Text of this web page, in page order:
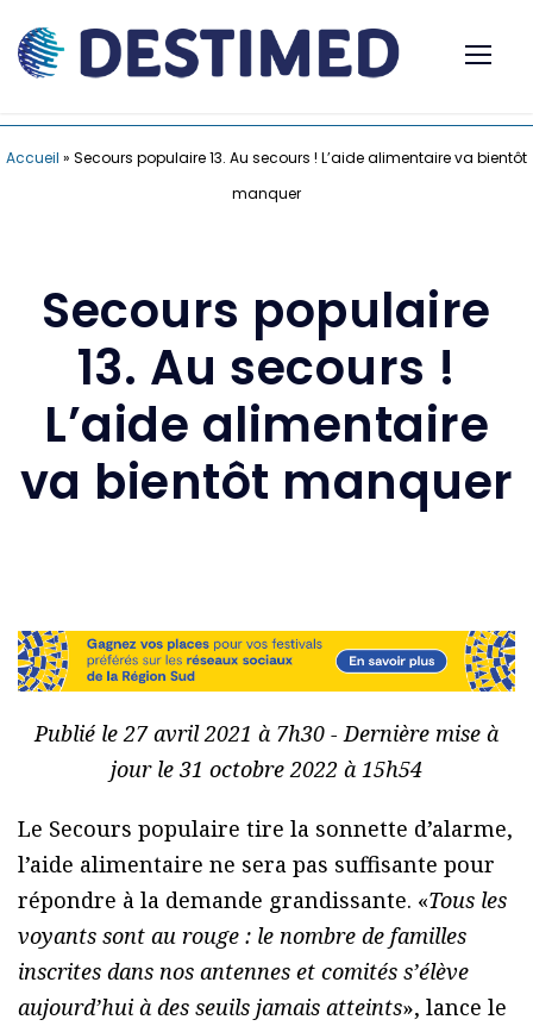
Accueil » Secours populaire 13. Au secours ! L’aide alimentaire va bientôt
manquer
Secours populaire
13. Au secours !
L’aide alimentaire
va bientôt manquer
Publié le 27 avril 2021 à 7h30 - Dernière mise à
jour le 31 octobre 2022 à 15h54
Le Secours populaire tire la sonnette d’alarme,
l’aide alimentaire ne sera pas suffisante pour
répondre à la demande grandissante. «Tous les
voyants sont au rouge : le nombre de familles
inscrites dans nos antennes et comités s’élève
aujourd’hui à des seuils jamais atteints», lance le